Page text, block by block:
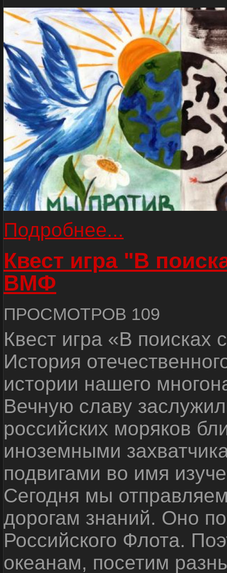
Подробнее...
Квест игра "В
ВМФ
ПРОСМОТРОВ 109
Квест игра «В
История
истории нашего
Вечную славу
российских моряков
иноземными
подвигами во имя
Сегодня мы
дорогам знаний. Оно
Российского Флота.
океанам, посетим